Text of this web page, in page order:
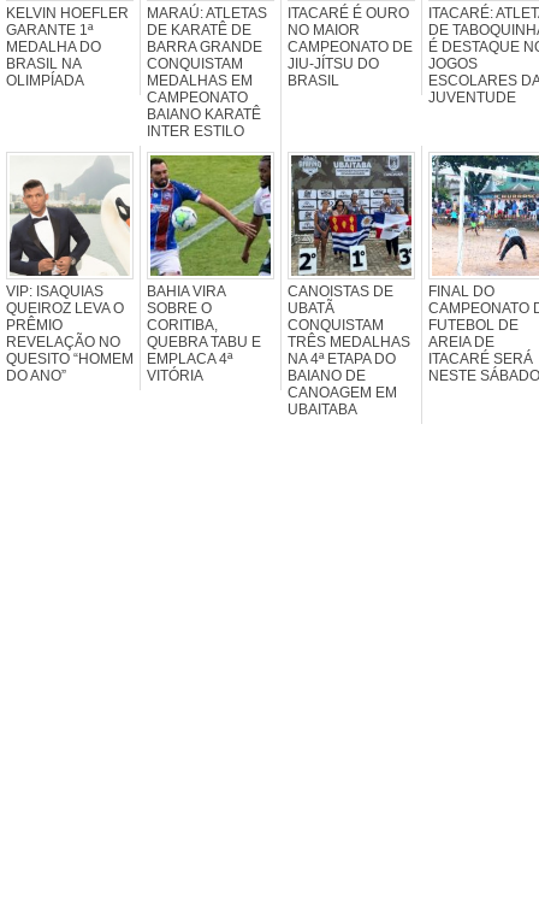
KELVIN HOEFLER
GARANTE 1ª
MEDALHA DO
BRASIL NA
OLIMPÍADA
MARAÚ: ATLETAS
DE KARATÊ DE
BARRA GRANDE
CONQUISTAM
MEDALHAS EM
CAMPEONATO
BAIANO KARATÊ
INTER ESTILO
ITACARÉ É OURO
NO MAIOR
CAMPEONATO DE
JIU-JÍTSU DO
BRASIL
ITACARÉ:
DE
É DESTAQUE
JOGOS
ESCOLARES DA
JUVENTUDE
VIP: ISAQUIAS
QUEIROZ LEVA O
PRÊMIO
REVELAÇÃO NO
QUESITO “HOMEM
DO ANO”
BAHIA VIRA
SOBRE O
CORITIBA,
QUEBRA TABU E
EMPLACA 4ª
VITÓRIA
CANOISTAS DE
UBATÃ
CONQUISTAM
TRÊS MEDALHAS
NA 4ª ETAPA DO
BAIANO DE
CANOAGEM EM
UBAITABA
FINAL DO
CAMPEONATO
FUTEBOL DE
AREIA DE
ITACARÉ SERÁ
NESTE SÁBADO